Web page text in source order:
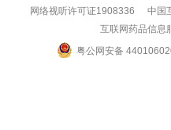
网络视听许可证1908336
中国
互联网药品信息
粤公网安备